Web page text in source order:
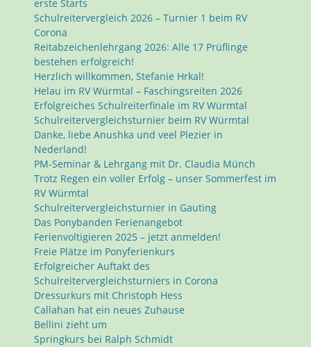
erste Starts
Schulreitervergleich 2026 – Turnier 1 beim RV
Corona
Reitabzeichenlehrgang 2026: Alle 17 Prüflinge
bestehen erfolgreich!
Herzlich willkommen, Stefanie Hrkal!
Helau im RV Würmtal – Faschingsreiten 2026
Erfolgreiches Schulreiterfinale im RV Würmtal
Schulreitervergleichsturnier beim RV Würmtal
Danke, liebe Anushka und veel Plezier in
Nederland!
PM-Seminar & Lehrgang mit Dr. Claudia Münch
Trotz Regen ein voller Erfolg – unser Sommerfest im
RV Würmtal
Schulreitervergleichsturnier in Gauting
Das Ponybanden Ferienangebot
Ferienvoltigieren 2025 – jetzt anmelden!
Freie Plätze im Ponyferienkurs
Erfolgreicher Auftakt des
Schulreitervergleichsturniers in Corona
Dressurkurs mit Christoph Hess
Callahan hat ein neues Zuhause
Bellini zieht um
Springkurs bei Ralph Schmidt